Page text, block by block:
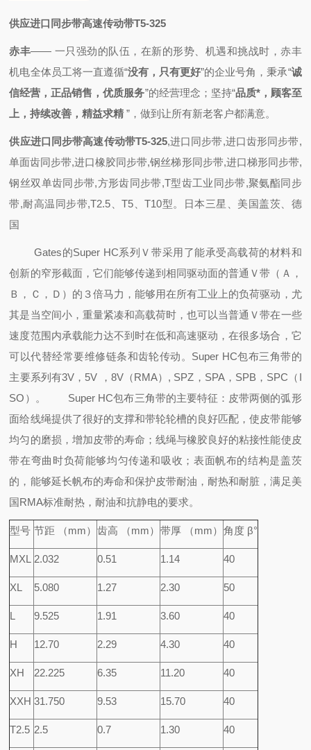
供应进口同步带高速传动带T5-325
赤丰—— 一只强劲的队伍， 在新的形势、机遇和挑战时，赤丰
机电全体员工将一直遵循“没有，只有更好”的企业号角，秉承“诚
信经营，正品销售，优质服务”的经营理念； 坚持“品质*，顾客至
上，持续改善，精益求精 ”，做到让所有新老客户都满意。
供应进口同步带高速传动带T5-325,进口同步带,进口齿形同步带,
单面齿同步带,进口橡胶同步带,钢丝梯形同步带,进口梯形同步带,
钢丝双单齿同步带,方形齿同步带,T型齿工业同步带,聚氨酯同步
带,耐高温同步带,T2.5、T5、T10型。日本三星、美国盖茨、德
国
Gates的Super HC系列Ｖ带采用了能承受高载荷的材料和
创新的窄形截面，它们能够传递到相同驱动面的普通Ｖ带（Ａ，
Ｂ，Ｃ，Ｄ）的３倍马力，能够用在所有工业上的负荷驱动，尤
其是当空间小，重量紧凑和高载荷时，也可以当普通Ｖ带在一些
速度范围内承载能力达不到时在低和高速驱动，在很多场合，它
可以代替经常要维修链条和齿轮传动。Super HC包布三角带的
主要系列有3V，5V ，8V（RMA）, SPZ，SPA，SPB，SPC（I
SO）。
Super HC包布三角带的主要特征：皮带两侧的弧形
面给线绳提供了很好的支撑和带轮轮槽的良好匹配，使皮带能够
均匀的磨损，增加皮带的寿命；线绳与橡胶良好的粘接性能使皮
带在弯曲时负荷能够均匀传递和吸收；表面帆布的结构是盖茨
的，能够延长帆布的寿命和保护皮带耐油，耐热和耐脏，满足美
国RMA标准耐热，耐油和抗静电的要求。
型号 节距 （mm） 齿高 （mm） 带厚 （mm） 角度 β°
MXL 2.032 0.51 1.14 40
XL 5.080 1.27 2.30 50
L 9.525 1.91 3.60 40
H 12.70 2.29 4.30 40
XH 22.225 6.35 11.20 40
XXH 31.750 9.53 15.70 40
T2.5 2.5 0.7 1.30 40